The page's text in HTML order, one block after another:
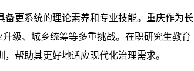
更系统的理论素养和专业技能。重庆作为长
级、城乡统筹等多重挑战。在职研究生教育
帮助其更好地适应现代化治理需求。